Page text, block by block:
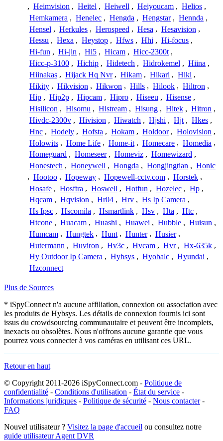
, Heimvision , Heitel , Heiwell , Heiyoucam , Helios ,
Hemkamera , Henelec , Hengda , Hengstar , Hennda ,
Hensel , Herkules , Herospeed , Hesa , Hesavision ,
Hessu , Hexa , Heystop , Hfws , Hhi , Hi-focus ,
Hi-fun , Hi-jin , Hi5 , Hicam , Hicc-2300t ,
Hicc-p-3100 , Hichip , Hidetech , Hidrokemel , Hiina ,
Hiinakas , Hijack Hq Nvr , Hikam , Hikari , Hiki ,
Hikity , Hikvision , Hikwon , Hills , Hilook , Hiltron ,
Hip , Hip2p , Hipcam , Hipro , Hiseeu , Hisense ,
Hisilicon , Hisomu , Histream , Hisung , Hitek , Hitron ,
Hivdc-2300v , Hivision , Hiwatch , Hjshi , Hjt , Hkes ,
Hnc , Hodely , Hofsta , Hokam , Holdoor , Holovision ,
Holowits , Home Life , Home-it , Homecare , Homedia ,
Homeguard , Homeseer , Homeviz , Homewizard ,
Honestech , Honeywell , Hongda , Hongjingtian , Honic
, Hootoo , Hopeway , Hopewell-cctv.com , Horstek ,
Hosafe , Hosftra , Hoswell , Hotfun , Hozelec , Hp ,
Hqcam , Hqvision , Hr04 , Hrv , Hs Ip Camera ,
Hs Ipsc , Hscomila , Hsmartlink , Hsv , Hta , Htc ,
Htcone , Huacam , Huashi , Huawei , Hubble , Huisun ,
Humcam , Hungtek , Hunt , Hunter , Husier ,
Hutermann , Huviron , Hv3c , Hvcam , Hvr , Hx-635k ,
Hy Outdoor Ip Camera , Hybsys , Hyobalc , Hyundai ,
Hzconnect
Plus de Sources
* iSpyConnect n'a aucune affiliation, connexion ou association avec
les produits de Hybsys. Les détails de connexion fournis ici sont
issus du crowdsourcing communautaire et peuvent être incomplets,
inexacts ou obsolètes. Nous n'offrons aucune garantie que vous
pourrez vous connecter à vos caméras en utilisant ces URL.
Retour en haut
© Copyright 2011-2026 iSpyConnect.com - Politique de
confidentialité - Conditions d'utilisation - État du service -
Informations juridiques - Politique de sécurité - Nous contacter-
FAQ
Nouvel utilisateur ? Visitez la page d'accueil ou consultez notre
guide utilisateur Agent DVR